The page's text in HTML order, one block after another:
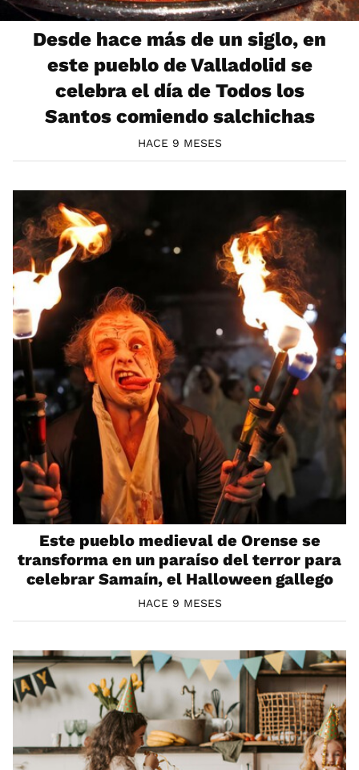
Desde hace más de un siglo, en
este pueblo de Valladolid se
celebra el día de Todos los
Santos comiendo salchichas
HACE 9 MESES
Este pueblo medieval de Orense se
transforma en un paraíso del terror para
celebrar Samaín, el Halloween gallego
HACE 9 MESES